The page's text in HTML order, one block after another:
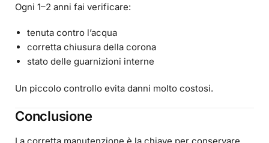
Ogni 1–2 anni fai verificare:
tenuta contro l’acqua
corretta chiusura della corona
stato delle guarnizioni interne
Un piccolo controllo evita danni molto costosi.
Conclusione
La corretta manutenzione è la chiave per conservare